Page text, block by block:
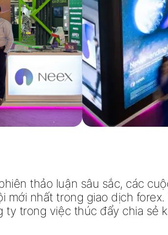
thảo luận sâu sắc, các
nhất trong giao dịch forex.
ty trong việc thúc đẩy chia sẻ